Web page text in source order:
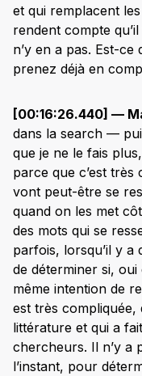
et qui remplacent
rendent compte
n’y en a pas. Est-
prenez déjà en
[00:16:26.440] —
dans la search —
que je ne le fais
parce que c’est très
vont peut-être se
quand on les met
des mots qui se
parfois, lorsqu’il y a
de déterminer si,
même intention de
est très
littérature et qui a
chercheurs. Il n’y a
l’instant, pour